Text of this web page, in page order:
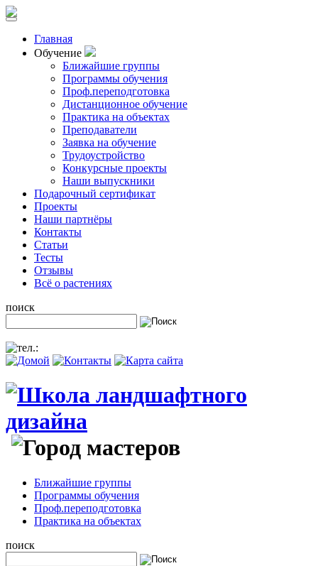
Главная
Обучение
Ближайшие группы
Программы обучения
Проф.переподготовка
Дистанционное обучение
Практика на объектах
Преподаватели
Заявка на обучение
Трудоустройство
Конкурсные проекты
Наши выпускники
Подарочный сертификат
Проекты
Наши партнёры
Контакты
Статьи
Тесты
Отзывы
Всё о растениях
поиск
Ближайшие группы
Программы обучения
Проф.переподготовка
Практика на объектах
поиск